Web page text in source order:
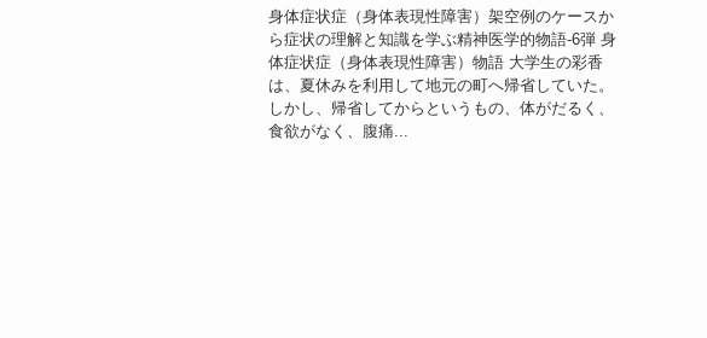
身体症状症（身体表現性障害）架空例のケースか
ら症状の理解と知識を学ぶ精神医学的物語-6弾 身
体症状症（身体表現性障害）物語 大学生の彩香
は、夏休みを利用して地元の町へ帰省していた。
しかし、帰省してからというもの、体がだるく、
食欲がなく、腹痛...